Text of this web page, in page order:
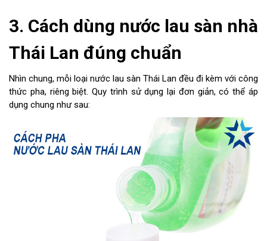
3. Cách dùng nước lau sàn nhà
Thái Lan đúng chuẩn
Nhìn chung, mỗi loại nước lau sàn Thái Lan đều đi kèm với công
thức pha, riêng biệt. Quy trình sử dụng lại đơn giản, có thể áp
dụng chung như sau: